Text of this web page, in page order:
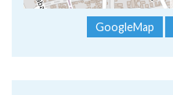
GoogleMap